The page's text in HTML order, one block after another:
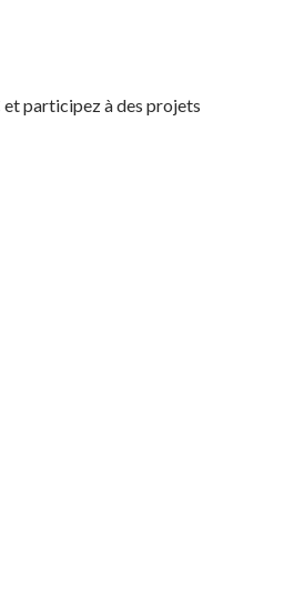
et participez à des projets